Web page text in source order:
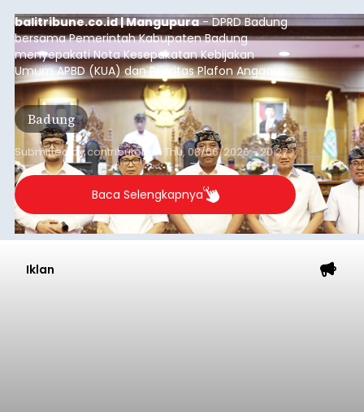
balitribune.co.id I Singaraja -Pemerintah
Kabupaten Buleleng menghentikan aktivitas
pengerukan lahan di Banjar Dinas Bingin Banjah,
Desa Temukus, Kecamatan Banjar, setelah
ditemukan indikasi kegiatan pengambilan
material yang tidak sesuai dengan peruntukan
kawasan.
Buleleng
Submitted bycontributor onThu, 08/06/2026 - 20:29
Baca Selengkapnya
Belanja 2027 Tembus Rp14